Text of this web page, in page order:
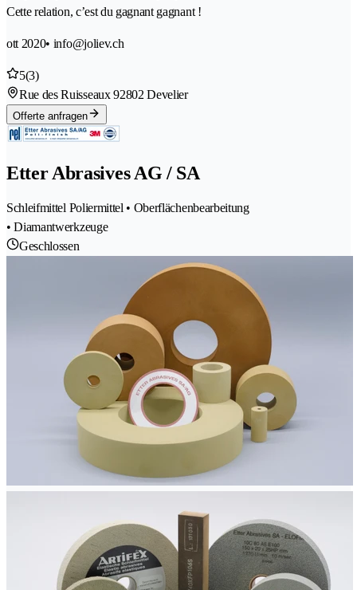
Cette relation, c’est du gagnant gagnant !
ott 2020• info@joliev.ch
5(3)
Rue des Ruisseaux 92802 Develier
Offerte anfragen
Etter Abrasives AG / SA
Schleifmittel Poliermittel • Oberflächenbearbeitung
• Diamantwerkzeuge
Geschlossen